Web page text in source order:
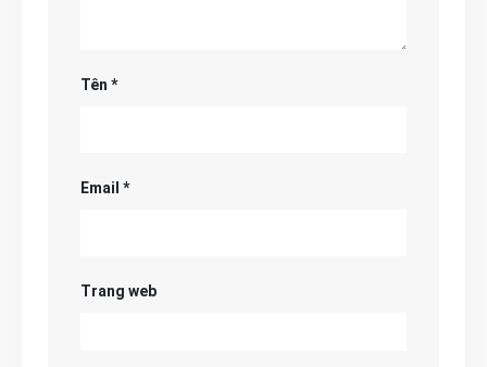
Tên *
Email *
Trang web